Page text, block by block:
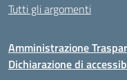
Tutti gli argomenti
Amministrazione
Dichiarazione di